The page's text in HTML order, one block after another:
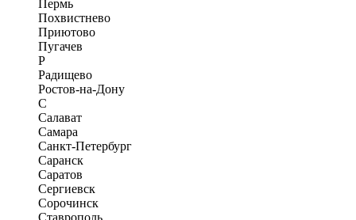
Пермь
Похвистнево
Приютово
Пугачев
Р
Радищево
Ростов-на-Дону
С
Салават
Самара
Санкт-Петербург
Саранск
Саратов
Сергиевск
Сорочинск
Ставрополь